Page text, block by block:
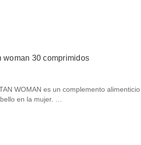
woman 30 comprimidos
WOMAN es un complemento
en la mujer. …